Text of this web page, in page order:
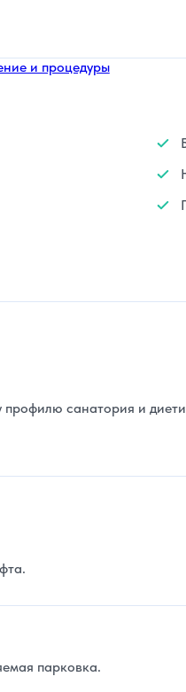
и процедуры
санатория и
парковка.